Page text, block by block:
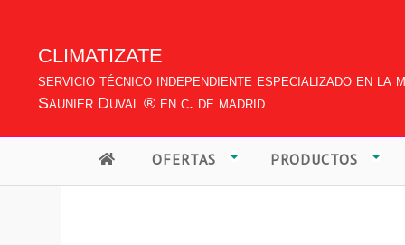
climatizate
servicio técnico independiente especializado en la
Saunier Duval ® en c. de madrid
OFERTAS PRODUCTOS